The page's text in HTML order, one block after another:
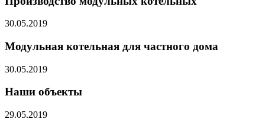
30.05.2019
Модульная котельная для частного дома
30.05.2019
Наши объекты
29.05.2019